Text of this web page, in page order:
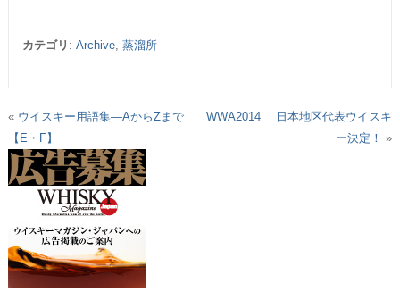
カテゴリ : Archive, 蒸溜所
« ウイスキー用語集―AからZまで
【E・F】
WWA2014 日本地区代表ウイスキ
ー決定！ »